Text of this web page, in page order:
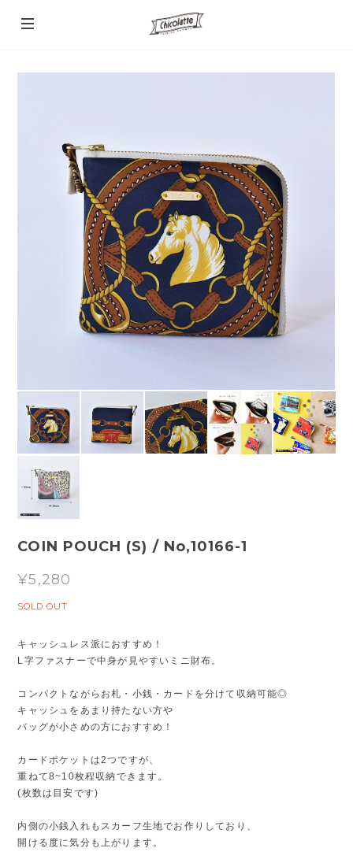
COIN POUCH (S) / No,10166-1
¥5,280
SOLD OUT
キャッシュレス派におすすめ！
L字ファスナーで中身が見やすいミニ財布。
コンパクトながらお札・小銭・カードを分けて収納可能◎
キャッシュをあまり持たない方や
バッグが小さめの方におすすめ！
カードポケットは2つですが、
重ねて8~10枚程収納できます。
(枚数は目安です)
内側の小銭入れもスカーフ生地でお作りしており、
開ける度に気分も上がります。